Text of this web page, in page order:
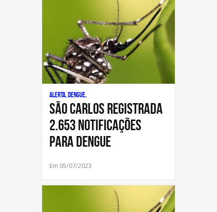
Alerta, Dengue,
São Carlos registrada
2.653 notificações
para Dengue
Em 05/07/2023